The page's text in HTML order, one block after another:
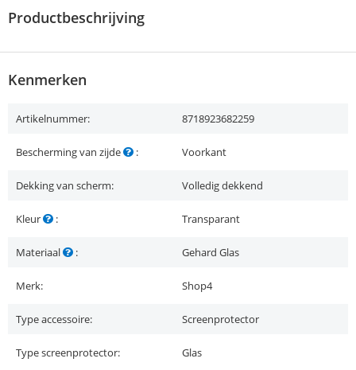
Productbeschrijving
Kenmerken
Artikelnummer: 8718923682259
Bescherming van zijde : Voorkant
Dekking van scherm: Volledig dekkend
Kleur : Transparant
Materiaal : Gehard Glas
Merk: Shop4
Type accessoire: Screenprotector
Type screenprotector: Glas